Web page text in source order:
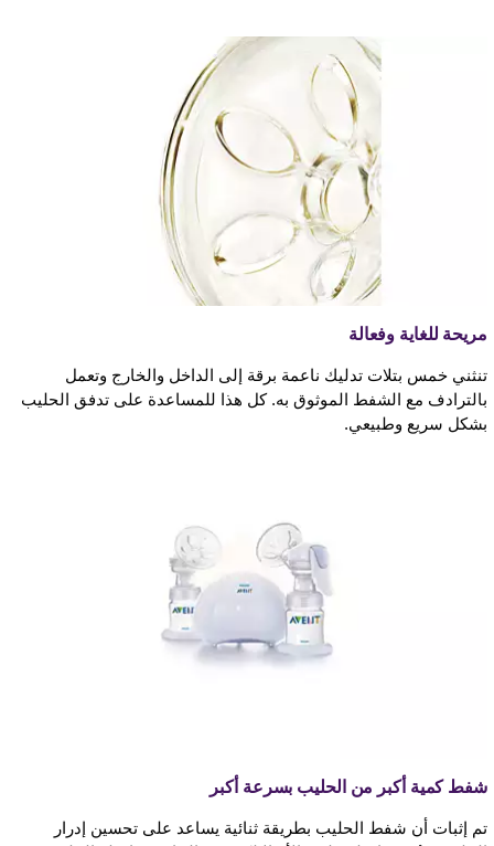
مريحة للغاية وفعالة
تنثني خمس بتلات تدليك ناعمة برقة إلى الداخل والخارج وتعمل
بالترادف مع الشفط الموثوق به. كل هذا للمساعدة على تدفق الحليب
بشكل سريع وطبيعي.
شفط كمية أكبر من الحليب بسرعة أكبر
تم إثبات أن شفط الحليب بطريقة ثنائية يساعد على تحسين إدرار